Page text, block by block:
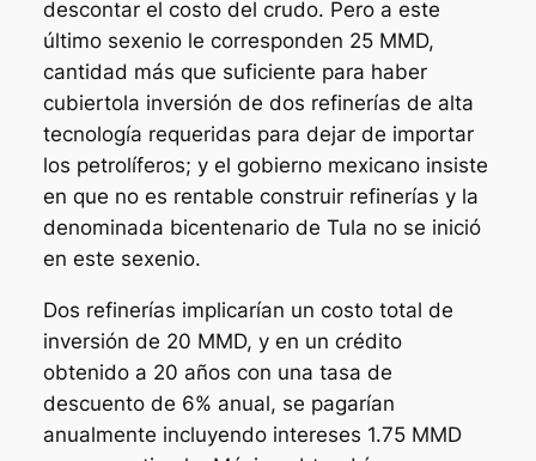
descontar el costo del crudo. Pero a este
último sexenio le corresponden 25 MMD,
cantidad más que suficiente para haber
cubiertola inversión de dos refinerías de alta
tecnología requeridas para dejar de importar
los petrolíferos; y el gobierno mexicano insiste
en que no es rentable construir refinerías y la
denominada bicentenario de Tula no se inició
en este sexenio.
Dos refinerías implicarían un costo total de
inversión de 20 MMD, y en un crédito
obtenido a 20 años con una tasa de
descuento de 6% anual, se pagarían
anualmente incluyendo intereses 1.75 MMD